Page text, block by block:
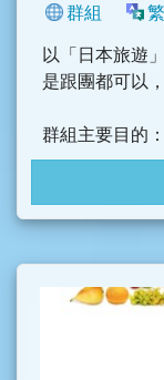
群組
以「日本旅遊
是跟團都可以
群組主要目的：
1. 討論詢問日
2. 日本遊記、
4. 讓售日本旅
5. 日本機票或
6. 日本各種必